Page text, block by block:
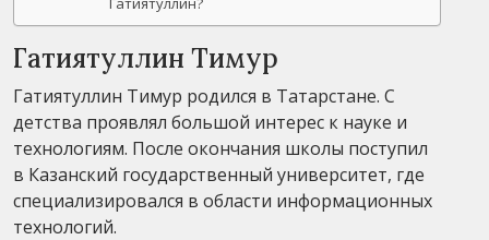
Гатиятуллин Тимур
Гатиятуллин Тимур родился в Татарстане. С
детства проявлял большой интерес к науке и
технологиям. После окончания школы поступил
в Казанский государственный университет, где
специализировался в области информационных
технологий.